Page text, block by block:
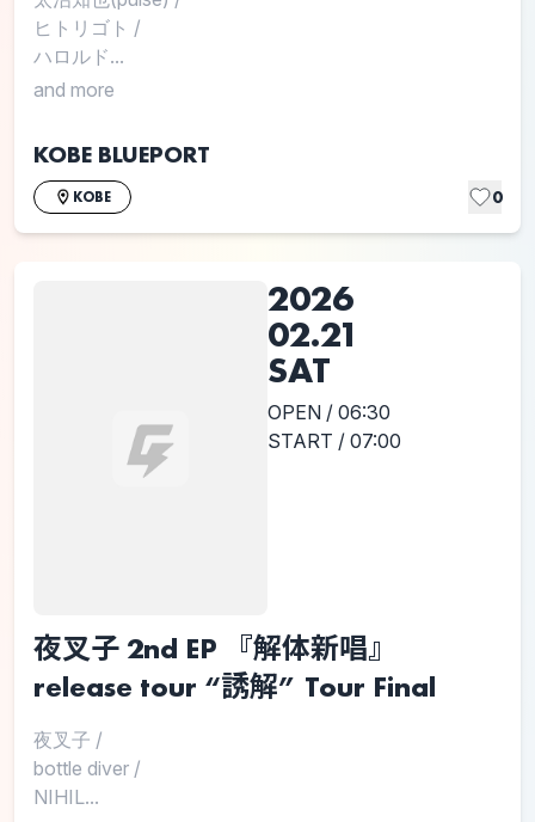
ヒトリゴト /
ハロルド...
and more
KOBE BLUEPORT
KOBE 0
2026
02.21
SAT
OPEN / 06:30
START / 07:00
夜叉子 2nd EP 『解体新唱』
release tour “誘解” Tour Final
夜叉子 /
bottle diver /
NIHIL...